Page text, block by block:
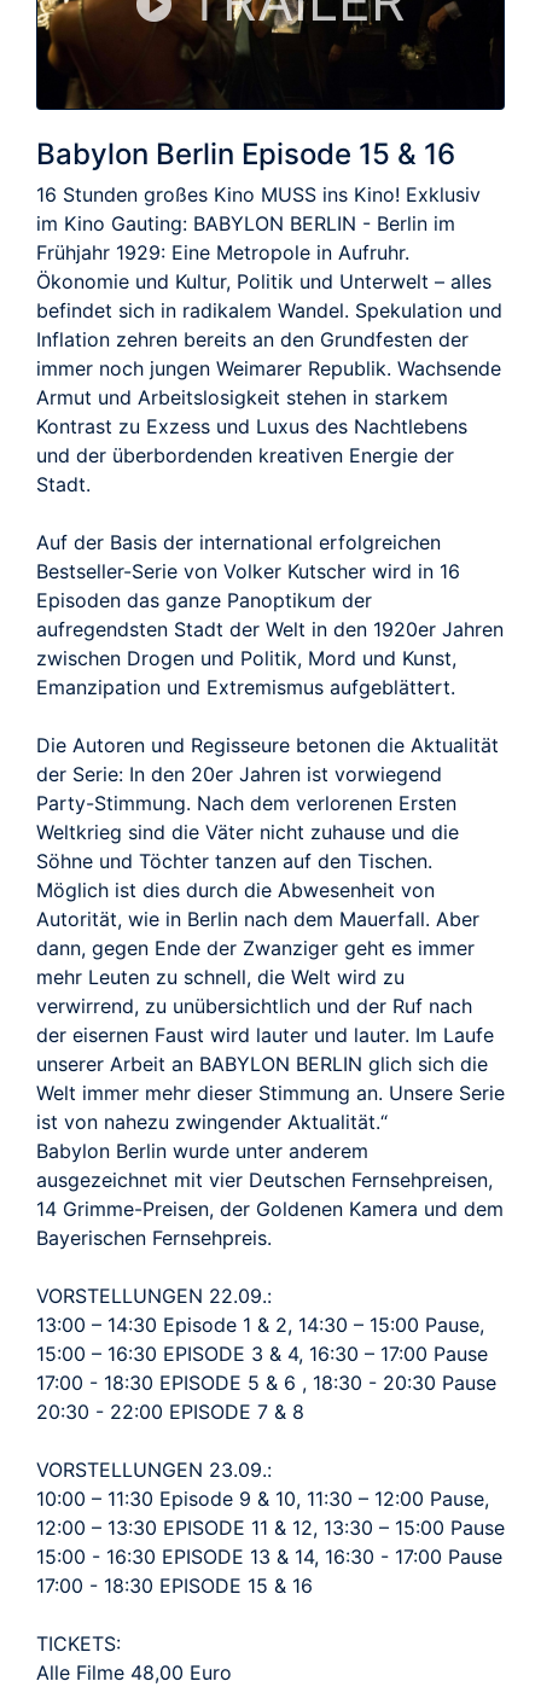
Babylon Berlin Episode 15 & 16
16 Stunden großes Kino MUSS ins Kino! Exklusiv
im Kino Gauting: BABYLON BERLIN - Berlin im
Frühjahr 1929: Eine Metropole in Aufruhr.
Ökonomie und Kultur, Politik und Unterwelt – alles
befindet sich in radikalem Wandel. Spekulation und
Inflation zehren bereits an den Grundfesten der
immer noch jungen Weimarer Republik. Wachsende
Armut und Arbeitslosigkeit stehen in starkem
Kontrast zu Exzess und Luxus des Nachtlebens
und der überbordenden kreativen Energie der
Stadt.
Auf der Basis der international erfolgreichen
Bestseller-Serie von Volker Kutscher wird in 16
Episoden das ganze Panoptikum der
aufregendsten Stadt der Welt in den 1920er Jahren
zwischen Drogen und Politik, Mord und Kunst,
Emanzipation und Extremismus aufgeblättert.
Die Autoren und Regisseure betonen die Aktualität
der Serie: In den 20er Jahren ist vorwiegend
Party-Stimmung. Nach dem verlorenen Ersten
Weltkrieg sind die Väter nicht zuhause und die
Söhne und Töchter tanzen auf den Tischen.
Möglich ist dies durch die Abwesenheit von
Autorität, wie in Berlin nach dem Mauerfall. Aber
dann, gegen Ende der Zwanziger geht es immer
mehr Leuten zu schnell, die Welt wird zu
verwirrend, zu unübersichtlich und der Ruf nach
der eisernen Faust wird lauter und lauter. Im Laufe
unserer Arbeit an BABYLON BERLIN glich sich die
Welt immer mehr dieser Stimmung an. Unsere Serie
ist von nahezu zwingender Aktualität.“
Babylon Berlin wurde unter anderem
ausgezeichnet mit vier Deutschen Fernsehpreisen,
14 Grimme-Preisen, der Goldenen Kamera und dem
Bayerischen Fernsehpreis.
VORSTELLUNGEN 22.09.:
13:00 – 14:30 Episode 1 & 2, 14:30 – 15:00 Pause,
15:00 – 16:30 EPISODE 3 & 4, 16:30 – 17:00 Pause
17:00 - 18:30 EPISODE 5 & 6 , 18:30 - 20:30 Pause
20:30 - 22:00 EPISODE 7 & 8
VORSTELLUNGEN 23.09.:
10:00 – 11:30 Episode 9 & 10, 11:30 – 12:00 Pause,
12:00 – 13:30 EPISODE 11 & 12, 13:30 – 15:00 Pause
15:00 - 16:30 EPISODE 13 & 14, 16:30 - 17:00 Pause
17:00 - 18:30 EPISODE 15 & 16
TICKETS:
Alle Filme 48,00 Euro